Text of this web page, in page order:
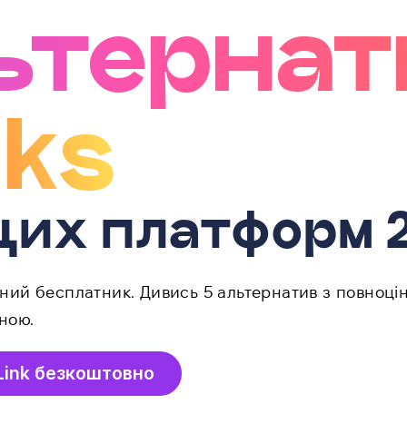
платформ
бесплатник. Дивись 5 альтернатив з
безкоштовно